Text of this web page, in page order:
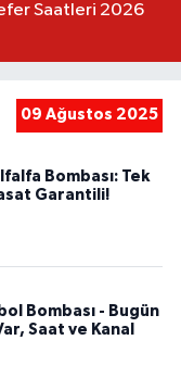
Saatleri 2026
09 Ağustos 2025
Bombası: Tek
Garantili!
Bombası - Bugün
Saat ve Kanal